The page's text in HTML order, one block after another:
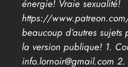
énergie! Vraie sexualité!
https://
beaucoup d’autres
la version publique! 1.
info.lornoir@gmail.com